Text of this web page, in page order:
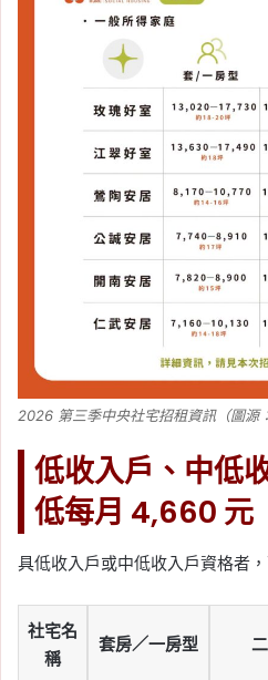
2026 第三季中央社宅招租資訊（圖源
低收入戶、中低
低每月 4,660 元
具低收入戶或中低收入戶資格者
社宅名
稱
套房／一房型